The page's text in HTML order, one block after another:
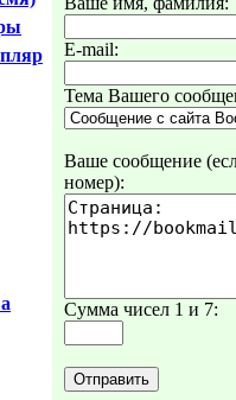
E-mail:
Тема Вашего
Ваше сообщение
номер):
Сумма чисел 1 и 7: